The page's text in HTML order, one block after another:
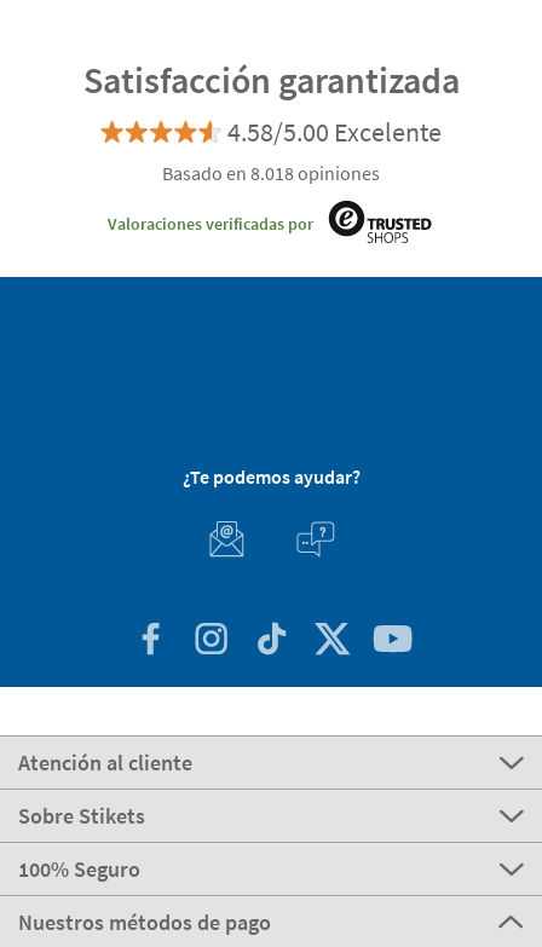
Satisfacción garantizada
4.58/5.00 Excelente
Basado en 8.018 opiniones
Valoraciones verificadas por
¿Te podemos ayudar?
Atención al cliente
Sobre Stikets
100% Seguro
Nuestros métodos de pago